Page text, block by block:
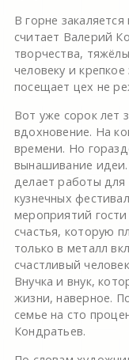
В горне
считает Валерий
творчества,
человеку и
посещает цех не
Вот уже сорок лет
вдохновение. На
времени. Но
вынашивание
делает работы для
кузнечных
мероприятий
счастья, которую
только в металл
счастливый
Внучка и внук,
жизни, наверное.
семье на сто
Кондратьев.